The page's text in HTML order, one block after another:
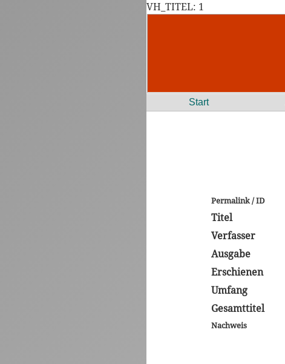
VH_TITEL: 1
Start
Permalink / ID
Titel
Verfasser
Ausgabe
Erschienen
Umfang
Gesamttitel
Nachweis